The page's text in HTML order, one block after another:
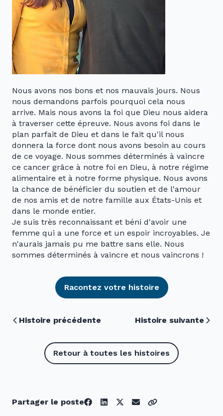
Nous avons nos bons et nos mauvais jours. Nous
nous demandons parfois pourquoi cela nous
arrive. Mais nous avons la foi que Dieu nous aidera
à traverser cette épreuve. Nous avons foi dans le
plan parfait de Dieu et dans le fait qu'il nous
donnera la force dont nous avons besoin au cours
de ce voyage. Nous sommes déterminés à vaincre
ce cancer grâce à notre foi en Dieu, à notre régime
alimentaire et à notre forme physique. Nous avons
la chance de bénéficier du soutien et de l'amour
de nos amis et de notre famille aux États-Unis et
dans le monde entier.
Je suis très reconnaissant et béni d'avoir une
femme qui a une force et un espoir incroyables. Je
n'aurais jamais pu me battre sans elle. Nous
sommes déterminés à vaincre et nous vaincrons !
Racontez votre histoire
Histoire précédente Histoire suivante
Retour à toutes les histoires
Partager le poste